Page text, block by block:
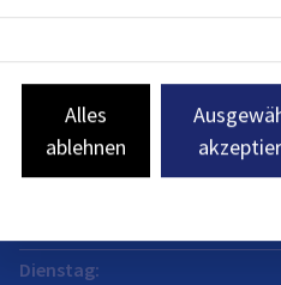
Schuhstraße 40
Öffnungszeiten
jetzt geschlossen
Dienstag:
Alles
ablehnen